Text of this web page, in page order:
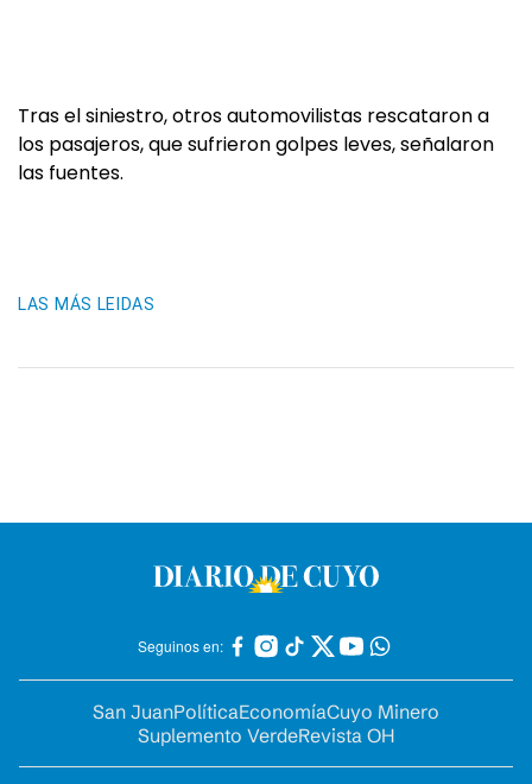
Tras el siniestro, otros automovilistas rescataron a
los pasajeros, que sufrieron golpes leves, señalaron
las fuentes.
LAS MÁS LEIDAS
Seguinos en:
San JuanPolíticaEconomíaCuyo Minero
Suplemento VerdeRevista OH